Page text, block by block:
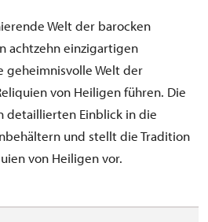
Welt der barocken
achtzehn einzigartigen
geheimnisvolle Welt der
von Heiligen führen. Die
detaillierten Einblick in die
und stellt die Tradition
von Heiligen vor.